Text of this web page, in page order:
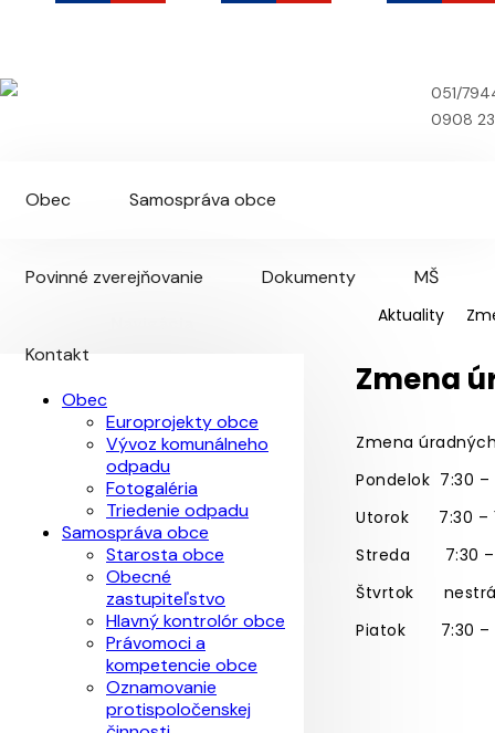
051/
0908
Obec Samospráva obce
Povinné zverejňovanie Dokumenty MŠ
Kontakt
Aktuality
Zmena
Zmena
Pondelok 7:30 –
Utorok
7:30 –
Streda
7:30
Štvrtok
Piatok
7:30 –
Obec
Europrojekty obce
Vývoz komunálneho
odpadu
Fotogaléria
Triedenie odpadu
Samospráva obce
Starosta obce
Obecné
zastupiteľstvo
Hlavný kontrolór obce
Právomoci a
kompetencie obce
Oznamovanie
protispoločenskej